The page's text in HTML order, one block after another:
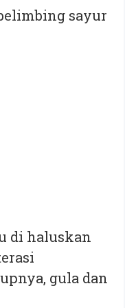
sayur
di haluskan
gula dan